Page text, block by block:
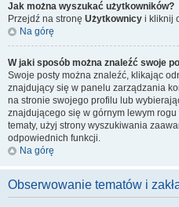
Jak można wyszukać użytkowników?
Przejdź na stronę Użytkownicy i kliknij
Na górę
W jaki sposób można znaleźć swoje
Swoje posty można znaleźć, klikając
znajdujący się w panelu zarządzania
na stronie swojego profilu lub
znajdującego się w górnym lewym
tematy, użyj strony wyszukiwania
odpowiednich funkcji.
Na górę
Obserwowanie tematów i